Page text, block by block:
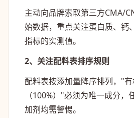
主动向品牌索取第三方CMA/
始数据，重点关注蛋白质、钙
指标的实测值。
2、关注配料表排序规则
配料表按添加量降序排列，"
（100%）"必须为唯一成分，
加剂均需警惕。